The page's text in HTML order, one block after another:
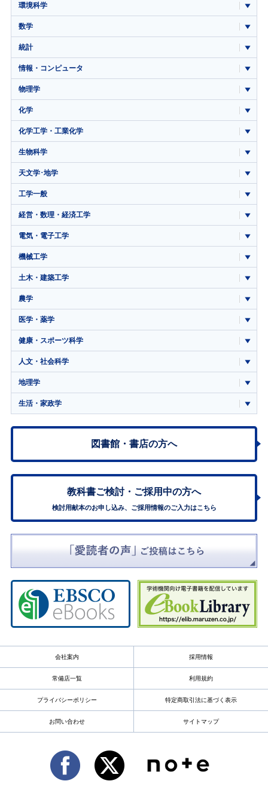
環境科学
数学
統計
情報・コンピュータ
物理学
化学
化学工学・工業化学
生物科学
天文学･地学
工学一般
経営・数理・経済工学
電気・電子工学
機械工学
土木・建築工学
農学
医学・薬学
健康・スポーツ科学
人文・社会科学
地理学
生活・家政学
図書館・書店の方へ
教科書ご検討・ ご採用中の方へ
検討用献本のお申し込み、ご採用情報のご入力はこちら
会社案内 採用情報
常備店一覧 利用規約
プライバシーポリシー 特定商取引法に基づく表示
お問い合わせ サイトマップ